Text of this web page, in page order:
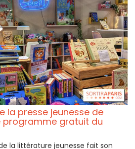
la presse jeunesse de
programme gratuit du
la littérature jeunesse fait son